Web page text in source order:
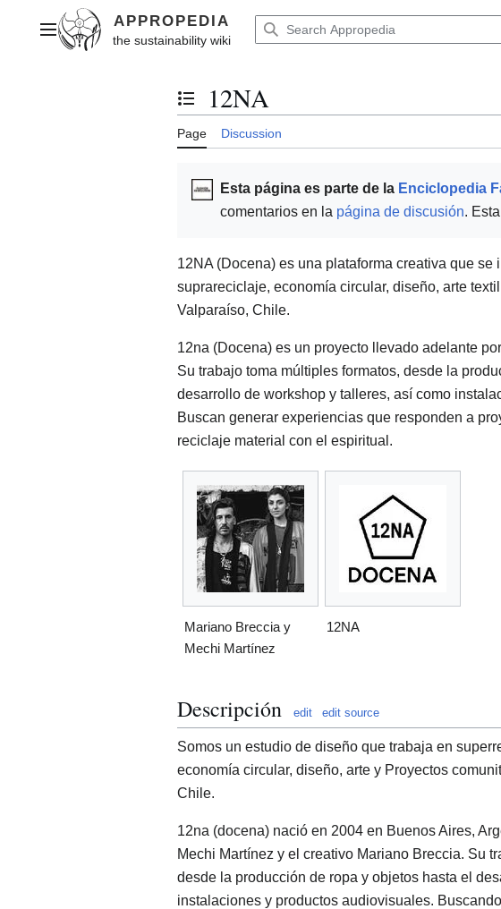
contentMain menu
Toggle the table of contents
12NA
Page Discussion
Esta página es parte de la Enciclopedia
comentarios en la página de discusión.
12NA (Docena) es una plataforma creativa que se
suprareciclaje, economía circular, diseño, arte
Valparaíso, Chile.
12na (Docena) es un proyecto llevado adelante
Su trabajo toma múltiples formatos, desde la
desarrollo de workshop y talleres, así como
Buscan generar experiencias que responden a
reciclaje material con el espiritual.
Mariano Breccia y
Mechi Martínez
12NA
Descripción edit edit source
Somos un estudio de diseño que trabaja en
economía circular, diseño, arte y Proyectos
Chile.
12na (docena) nació en 2004 en Buenos Aires,
Mechi Martínez y el creativo Mariano Breccia. Su
desde la producción de ropa y objetos hasta el
instalaciones y productos audiovisuales.